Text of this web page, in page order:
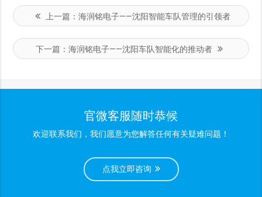
上一篇： 海润铭电子——沈阳智能车队管理的引领者
下一篇：海润铭电子——沈阳车队智能化的推动者
官微客服随时恭候
欢迎联系我们，我们愿意为您解答任何有关疑难问题！
点我立即咨询